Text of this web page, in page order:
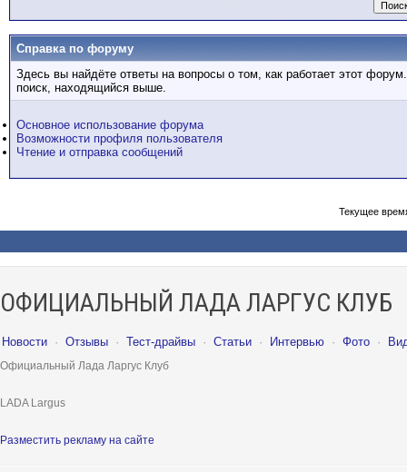
Справка по форуму
Здесь вы найдёте ответы на вопросы о том, как работает этот
поиск, находящийся выше.
Основное использование форума
Возможности профиля пользователя
Чтение и отправка сообщений
Текущее
ОФИЦИАЛЬНЫЙ ЛАДА ЛАРГУС КЛУБ
Новости · Отзывы · Тест-драйвы · Статьи · Интервью · Фото ·
Официальный Лада Ларгус Клуб
LADA Largus
Разместить рекламу на сайте